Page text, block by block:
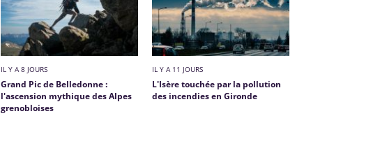
IL Y A 8 JOURS
Grand Pic de Belledonne :
l'ascension mythique des Alpes
grenobloises
IL Y A 11 JOURS
L'Isère touchée par la pollution
des incendies en Gironde